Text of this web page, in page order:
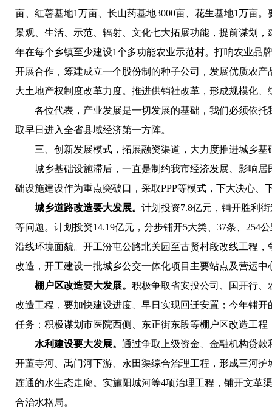
亩、红薯基地1万亩、长山药基地3000亩、花生基地1万亩
景观、生活、示范、辐射、文化七大拓展功能，提前谋划
年在每个乡镇至少建设1个多功能农业示范村。打响农业品
开展合作，筹建成立一个股份制的种子公司，发展优质农
大土地产权制度改革力度。推进供销社改革，形成规模化
各位代表，产业发展是一切发展的基础，我们必须依托
取早日进入全省县域经济第一方阵。
三、创新发展模式，拓展融资渠道，大力度推进城乡基
城乡基础设施滞后，一直是制约我市经济发展、影响居
础设施建设作为重点突破口，采取PPP等模式，下大决心、
城乡道路改造要大发展。 计划投资7.8亿元，铺开胜利
等问题。计划投资14.19亿元，分步铺开5大类、37条、254
沿线环境面貌。开工汾屯公路北关园至古贤村段改线工程
改造，开工建设一批城乡公交一体化项目主要站点及营运中
棚户区改造要大发展。 积极争取省安投公司、国开行、
改造工程，要加快建设进度、早日实现回迁安置；今年铺
任务；积极谋划市医院西侧、东正街东段等棚户区改造工
水利建设要大发展。 通过争取上级资金、金融机构贷款
开董寺河、禹门河下游、永田渠综合治理工程，形成三河
连通的水生态走廊。实施阳城河等4项治理工程，铺开文革
合治水格局。